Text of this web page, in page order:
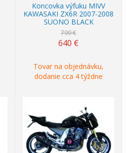
Koncovka výfuku MIVV
KAWASAKI ZX6R 2007-2008
SUONO BLACK
799 €
640 €
Tovar na objednávku,
dodanie cca 4 týždne